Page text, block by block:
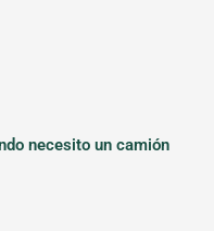
necesito un camión